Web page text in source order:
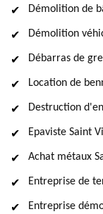
Démolition de
Démolition
Débarras de
Location de
Destruction
Epaviste Saint
Achat métaux
Entreprise de
Entreprise